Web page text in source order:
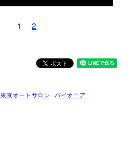
1 2
東京オートサロン パイオニア